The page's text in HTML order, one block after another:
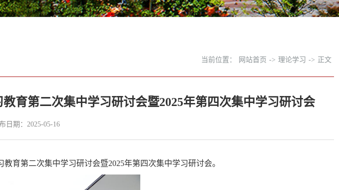
当前位置： 网站首页 -> 理论学习 -> 正文
育第二次集中学习研讨会暨2025年第四次集中学习研讨会
日期：2025-05-16
育第二次集中学习研讨会暨2025年第四次集中学习研讨会。